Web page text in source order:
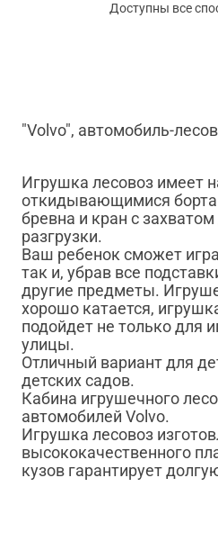
Доступны все
"Volvo", автомобиль-
Игрушка лесовоз имеет
откидывающимися
бревна и кран с
разгрузки.
Ваш ребенок сможет
так и, убрав все
другие предметы.
хорошо катается,
подойдет не только для
улицы.
Отличный вариант для
детских садов.
Кабина игрушечного
автомобилей Volvo.
Игрушка лесовоз
высококачественного
кузов гарантирует